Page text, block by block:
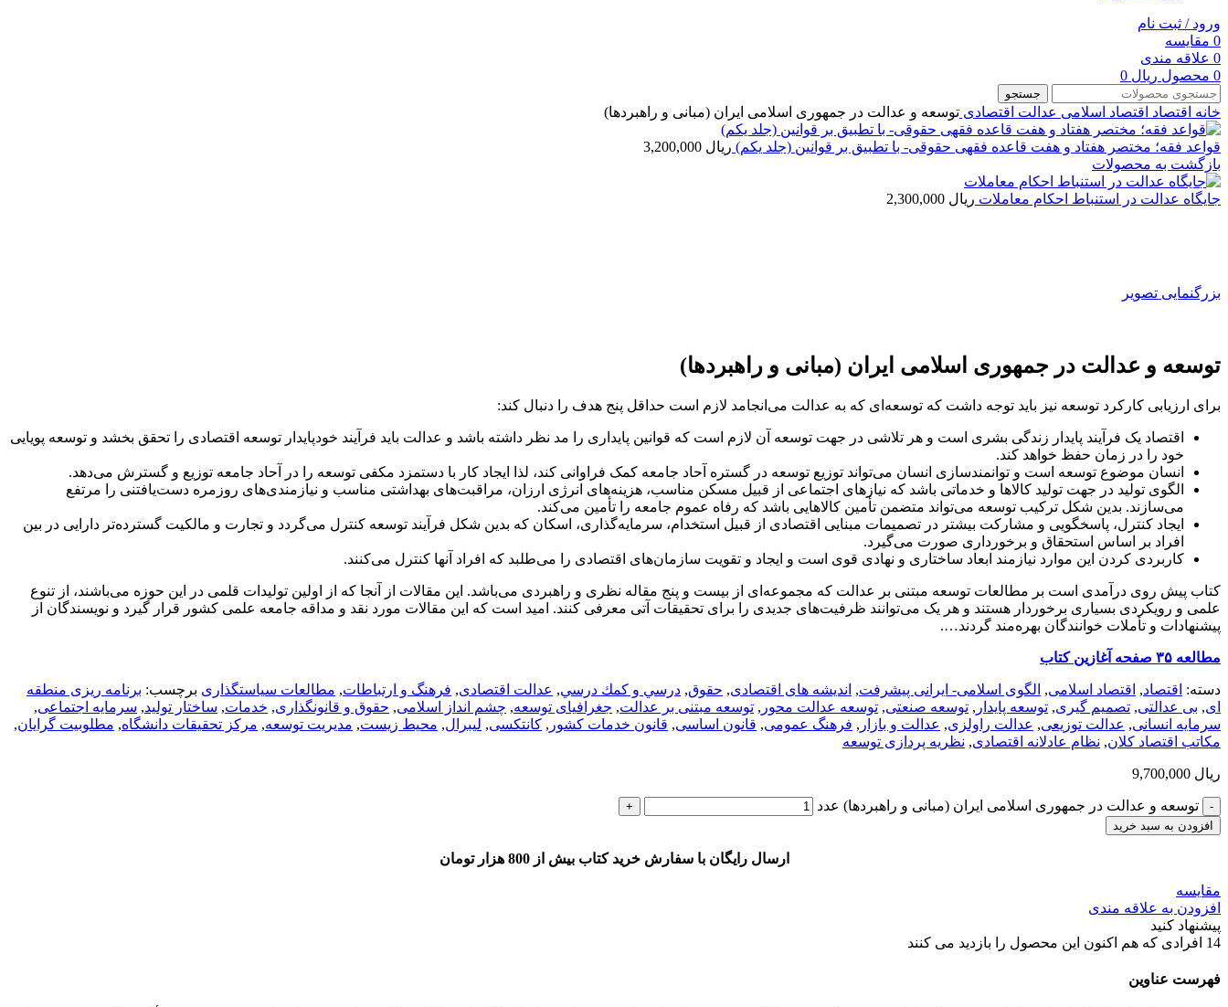
ورود / ثبت نام
0 مقایسه
0 علاقه مندی
0 محصول ریال
جستجو
خانه اقتصاد اقتصاد اسلامی عدالت اقتصادی توسعه و عدالت در جمهوری اسلامی ایران (مبانی و راهبردها)
قواعد فقه؛ مختصر هفتاد و هفت قاعده فقهی حقوقی- با تطبیق بر قوانین (جلد یکم) ریال
بازگشت به محصولات
جایگاه عدالت در استنباط احکام معاملات ریال
بزرگنمایی تصویر
توسعه و عدالت در جمهوری اسلامی ایران (مبانی و راهبردها)
برای ارزیابی کارکرد توسعه نیز باید توجه داشت که توسعه‌ای که به عدالت می‌انجامد لازم است حداقل پنج هدف را دنبال کند:
اقتصاد یک فرآیند پایدار زندگی بشری است و هر تلاشی در جهت توسعه آن لازم است که قوانین پایداری را مد نظر داشته باشد و عدالت باید فرآیند خودپایدار توسعه اقتصادی را تحقق بخشد و توسعه پویایی
خود را در زمان حفظ خواهد کند.
انسان موضوع توسعه است و توانمندسازی انسان می‌تواند توزیع توسعه در گستره آحاد جامعه کمک فراوانی کند، لذا ایجاد کار با دستمزد مکفی توسعه را در آحاد جامعه توزیع و گسترش می‌دهد.
الگوی تولید در جهت تولید کالاها و خدماتی باشد که نیازهای اجتماعی از قبیل مسکن مناسب، هزینه‌های انرژی ارزان، مراقبت‌های بهداشتی مناسب و نیازمندی‌های روزمره دست‌یافتنی را مرتفع
می‌سازند. بدین شکل ترکیب توسعه می‌تواند متضمن تأمین کالاهایی باشد که رفاه عموم جامعه را تأمین می‌کند.
ایجاد کنترل، پاسخگویی و مشارکت بیشتر در تصمیمات مبنایی اقتصادی از قبیل استخدام، سرمایه‌گذاری، اسکان که بدین شکل فرآیند توسعه کنترل می‌گردد و تجارت و مالکیت گسترده‌تر دارایی در بین
افراد بر اساس استحقاق‌ و برخورداری صورت می‌گیرد.
کاربردی کردن این موارد نیازمند ابعاد ساختاری و نهادی قوی است و ایجاد و تقویت سازمان‌های اقتصادی را می‌طلبد که افراد آنها کنترل می‌کنند.
کتاب پیش روی درآمدی است بر مطالعات توسعه مبتنی بر عدالت که مجموعه‌ای از بیست و پنج مقاله نظری و راهبردی می‌باشد. این مقالات از آنجا که از اولین تولیدات قلمی در این حوزه می‌باشند، از تنوع
علمی و رویکردی بسیاری برخوردار هستند و هر یک می‌توانند ظرفیت‌های جدیدی را برای تحقیقات آتی معرفی کنند. امید است که این مقالات مورد نقد و مداقه جامعه علمی کشور قرار گیرد و نویسندگان از
پیشنهادات و تأملات خوانندگان بهره‌مند گردند….
مطالعه ۳۵ صفحه آغازین کتاب
دسته: اقتصاد, اقتصاد اسلامی, الگوی اسلامی- ایرانی پیشرفت, اندیشه های اقتصادی, حقوق, درسي و كمك درسي, عدالت اقتصادی, فرهنگ و ارتباطات, مطالعات سیاستگذاری برچسب: برنامه ریزی منطقه
ای, بی عدالتی, تصمیم گیری, توسعه پایدار , توسعه صنعتی, توسعه عدالت محور , توسعه مبتنی بر عدالت, جغرافیای توسعه, چشم انداز اسلامی, حقوق و قانونگذاری, خدمات, ساختار تولید, سرمایه اجتماعی,
سرمایه انسانی, عدالت توزیعی, عدالت راولزی, عدالت و بازار , فرهنگ عمومی, قانون اساسی, قانون خدمات کشور , کانتکسی, لیبرال, محیط زیست, مدیریت توسعه, مرکز تحقیقات دانشگاه, مطلوبیت گرایان,
مکاتب اقتصاد کلان, نظام عادلانه اقتصادی, نظریه پردازی توسعه
ریال
توسعه و عدالت در جمهوری اسلامی ایران (مبانی و راهبردها) عدد
افزودن به سبد خرید
ارسال رایگان با سفارش خرید کتاب بیش از 800 هزار تومان
مقایسه
افزودن به علاقه مندی
پیشنهاد کنید
14 افرادی که هم اکنون این محصول را بازدید می کنند
فهرست عناوین